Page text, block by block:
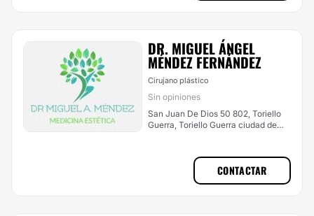
DR. MIGUEL ÁNGEL
MÉNDEZ FERNÁNDEZ
Cirujano plástico
Sin opiniones
San Juan De Dios 50 802, Toriello
Guerra, Toriello Guerra ciudad de
CONTACTAR